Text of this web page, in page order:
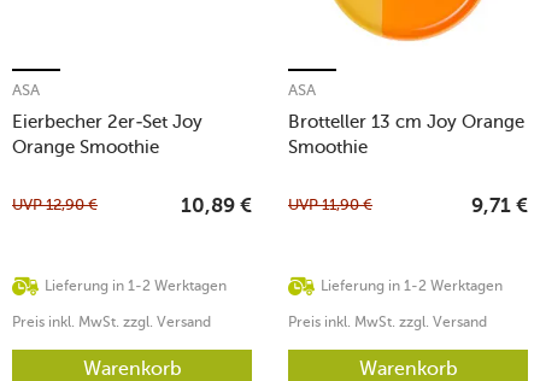
Eierbecher 2er-Set Joy
Orange Smoothie
ASA
Lieferung in 1-2 Werktagen
UVP12,90 € 10,89 €
Preis inkl. MwSt. zzgl. Versand
Warenkorb
Brotteller 13 cm Joy Orange
Smoothie
ASA
Lieferung in 1-2 Werktagen
UVP11,90 € 9,71 €
Preis inkl. MwSt. zzgl. Versand
Warenkorb